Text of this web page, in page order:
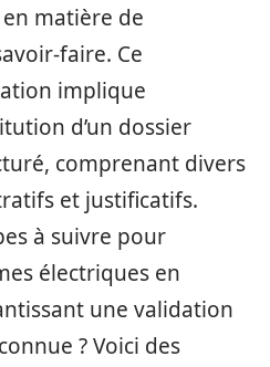
matière de
faire. Ce
implique
d’un dossier
comprenant divers
et justificatifs.
à suivre pour
électriques en
une validation
? Voici des